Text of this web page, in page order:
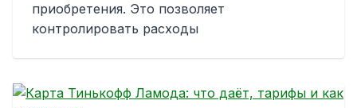
приобретения. Это позволяет
контролировать расходы